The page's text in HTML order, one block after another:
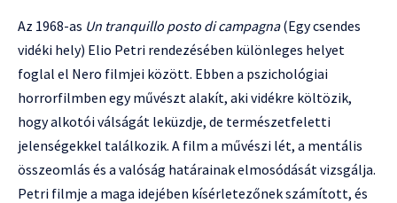
Az 1968-as Un tranquillo posto di campagna(Egy csendes
vidéki hely) Elio Petri rendezésében különleges helyet
foglal el Nero filmjei között. Ebben a pszichológiai
horrorfilmben egy művészt alakít, aki vidékre költözik,
hogy alkotói válságát leküzdje, de természetfeletti
jelenségekkel találkozik. A film a művészi lét, a mentális
összeomlás és a valóság határainak elmosódását vizsgálja.
Petri filmje a maga idejében kísérletezőnek számított, és